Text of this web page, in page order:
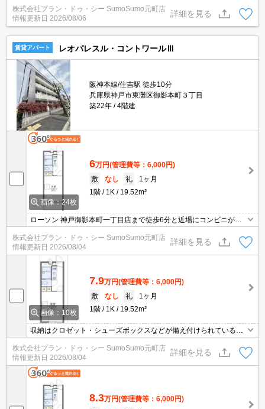
用料不要などが揃っているので、快適に過ごしやすいお部屋になり
ます。ワンルームの物件なので、一人暮らしの方にもおすすめで
す。この物件はバルコニー付きでおすすめです。こちらはマンショ
株式会社プラン・ドゥ・シー SumoSumo元町店
情報更新日 2026/08/06
詳細を見る
賃貸アパート レオパレスル・コントワールⅢ
阪神本線/住吉駅 徒歩10分
兵庫県神戸市東灘区御影本町３丁目
築22年
4階建
画像：24枚
6万円(管理費等：6,000円)
敷
なし 礼
1ヶ月
1階
1K 19.52m²
ローソン 神戸御影本町一丁目店まで徒歩6分と近場にコンビニがあ
るのもポイント。浴室を乾燥させることでカビの繁殖を防ぐことに
役立つ浴室乾燥機を設置しています。モニターで来訪者を確認し
て、インターホンを通じて室内から会話することができます。
株式会社プラン・ドゥ・シー SumoSumo元町店
情報更新日 2026/08/04
詳細を見る
画像：10枚
7.9万円(管理費等：6,000円)
敷
なし 礼
1ヶ月
1階
1K 19.52m²
収納はクロゼット・シューズボックスなどが備え付けられているの
で、衣類や日用品の収納に重宝します。浴室乾燥機が付いているの
で、雨の日で濡れた上着や傘もすぐに乾燥できます。共用部には宅
配ボックスが付いているため、家で何時間も待機する必要がありま
せん。マンションタイプのお部屋です。IH調理器付きの物件です。
株式会社プラン・ドゥ・シー SumoSumo元町店
情報更新日 2026/08/04
詳細を見る
8.3万円(管理費等：6,000円)